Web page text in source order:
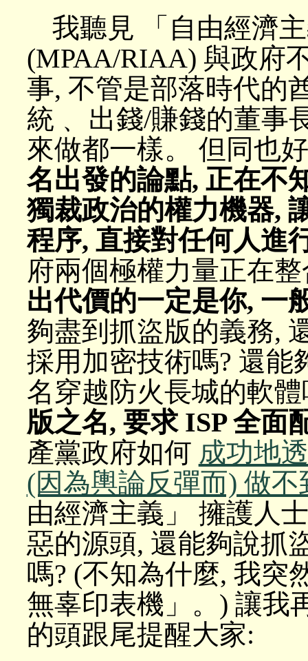
我聽見 「自由經濟
(MPAA/RIAA) 與政府
事, 不管是部落時代的
統﹑ 出錢/賺錢的董事
來做都一樣。 但同也
名出發的論點, 正在不
獨裁政治的權力機器,
程序, 直接對任何人進
府兩個極權力量正在
出代價的一定是你, 一
夠盡到抓盜版的義務,
採用加密技術嗎? 還
名穿越防火長城的軟
版之名, 要求 ISP 全面
產黨政府如何 成功地
(因為輿論反彈而) 做不
由經濟主義」 擁護人
惡的源頭, 還能夠說抓
嗎? (不知為什麼, 我突
無辜印表機」。) 讓我
的頭跟尾提醒大家: